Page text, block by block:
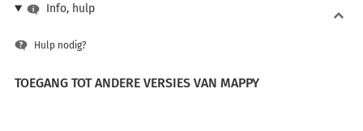
Info, hulp
Hulp nodig?
TOEGANG TOT ANDERE VERSIES VAN MAPPY